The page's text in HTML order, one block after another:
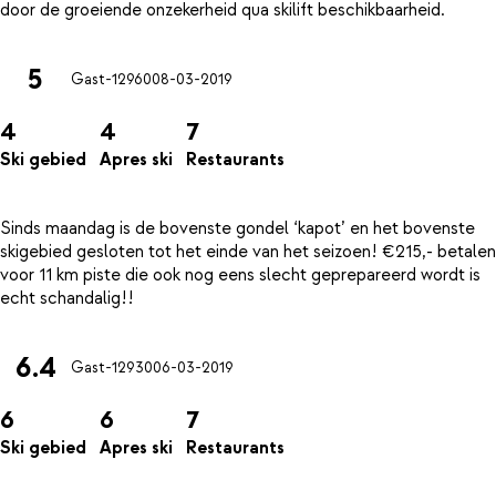
5 Gast-1296008-03-2019
4
Ski gebied
4
Apres ski
7
Restaurants
Sinds maandag is de bovenste gondel ‘kapot’ en het bovenste
skigebied gesloten tot het einde van het seizoen! €215,- betalen
voor 11 km piste die ook nog eens slecht geprepareerd wordt is
6.4 Gast-1293006-03-2019
6
Ski gebied
6
Apres ski
7
Restaurants